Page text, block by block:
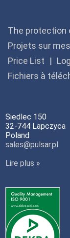
The protection
Projets sur
Price List
Fichiers à
Siedlec 150
32-744 Lapczyca
Poland
sales@pulsar.pl
Lire plus »